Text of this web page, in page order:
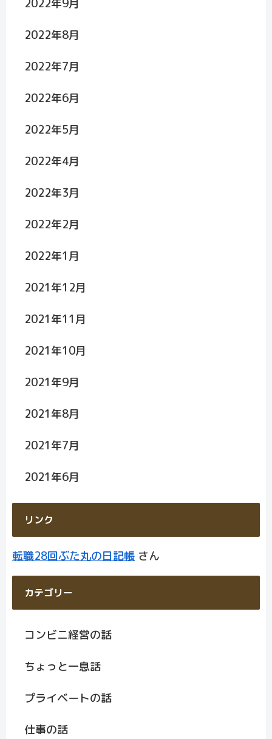
2022年9月
2022年8月
2022年7月
2022年6月
2022年5月
2022年4月
2022年3月
2022年2月
2022年1月
2021年12月
2021年11月
2021年10月
2021年9月
2021年8月
2021年7月
2021年6月
リンク
転職28回ぶた丸の日記帳 さん
カテゴリー
コンビニ経営の話
ちょっと一息話
プライベートの話
仕事の話